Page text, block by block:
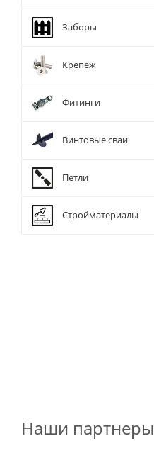
Заборы
Крепеж
Фитинги
Винтовые сваи
Петли
Стройматериалы
Наши партнеры